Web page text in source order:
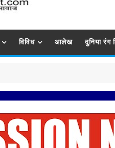
विविध आलेख दुनिया रंग